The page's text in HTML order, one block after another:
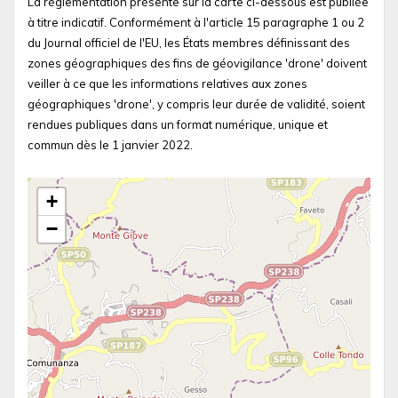
à titre indicatif. Conformément à l'article 15 paragraphe 1 ou 2
du Journal officiel de l'EU, les États membres définissant des
zones géographiques des fins de géovigilance 'drone' doivent
veiller à ce que les informations relatives aux zones
géographiques 'drone', y compris leur durée de validité, soient
rendues publiques dans un format numérique, unique et
commun dès le 1 janvier 2022.